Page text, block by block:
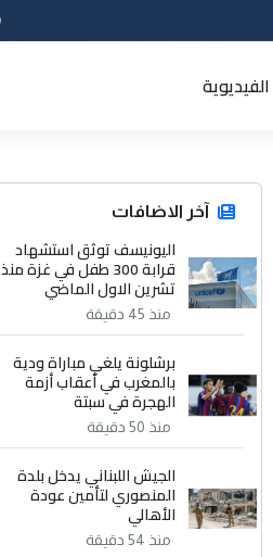
آخر الاضافات
اليونيسف توثق استشهاد
قرابة 300 طفل في غزة منذ
تشرين الاول الماضي
منذ 45 دقيقة
برشلونة يلغي مباراة ودية
بالمغرب في أعقاب أزمة
الهجرة في سبتة
منذ 50 دقيقة
الجيش اللبناني يدخل بلدة
المنصوري لتأمين عودة
الأهالي
منذ 54 دقيقة